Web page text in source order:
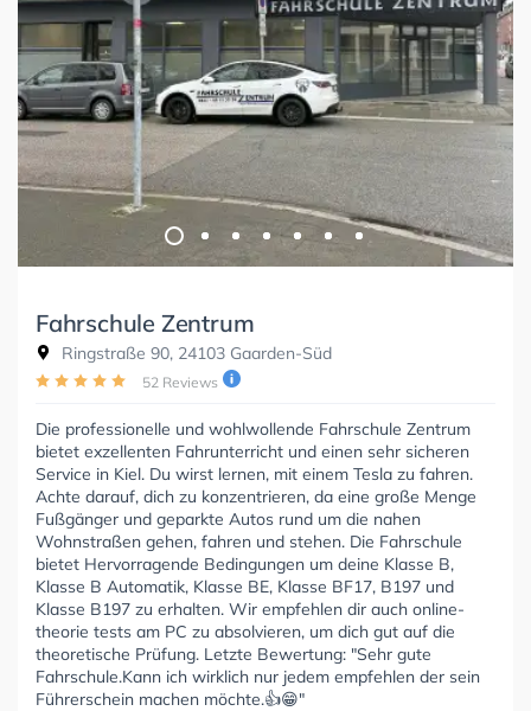
Fahrschule Zentrum
Ringstraße 90, 24103 Gaarden-Süd
52 Reviews
Die professionelle und wohlwollende Fahrschule Zentrum
bietet exzellenten Fahrunterricht und einen sehr sicheren
Service in Kiel. Du wirst lernen, mit einem Tesla zu fahren.
Achte darauf, dich zu konzentrieren, da eine große Menge
Fußgänger und geparkte Autos rund um die nahen
Wohnstraßen gehen, fahren und stehen. Die Fahrschule
bietet Hervorragende Bedingungen um deine Klasse B,
Klasse B Automatik, Klasse BE, Klasse BF17, B197 und
Klasse B197 zu erhalten. Wir empfehlen dir auch online-
theorie tests am PC zu absolvieren, um dich gut auf die
theoretische Prüfung. Letzte Bewertung: "Sehr gute
Fahrschule.Kann ich wirklich nur jedem empfehlen der sein
Führerschein machen möchte.👍😁"